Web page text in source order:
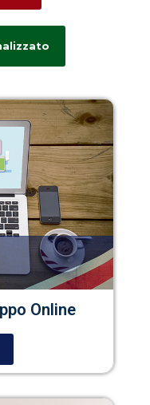
Online